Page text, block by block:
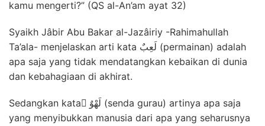
kamu mengerti?” (QS al-An’am ayat 32)
Syaikh Jâbir Abu Bakar al-Jazâiriy -Rahimahullah
Ta’ala- menjelaskan arti kata لَعِبٌ (permainan) adalah
apa saja yang tidak mendatangkan kebaikan di dunia
dan kebahagiaan di akhirat.
Sedangkan kata َلَهْوٌ (senda gurau) artinya apa saja
yang menyibukkan manusia dari apa yang seharusnya